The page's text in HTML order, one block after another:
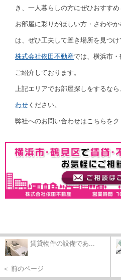
き、一人暮らしの方にぜひおすすめ
お部屋に彩りがほしい方・さわや
は、ぜひ工夫して置き場所を見つけ
株式会社依田不動産では、横浜市
ご紹介しております。
上記エリアでお部屋探しをするな
わせ ください。
弊社へのお問い合わせはこちらをク
賃貸物件の設備であ...
＜ 前のページ